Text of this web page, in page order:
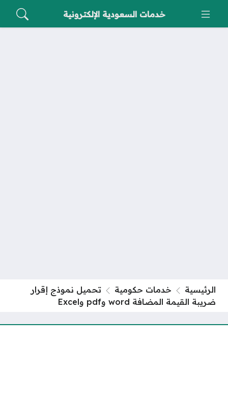
خدمات السعودية الإلكترونية
الرئيسية خدمات حكومية
تحميل نموذج إقرار
ضريبة القيمة المضافة word وpdf وExcel